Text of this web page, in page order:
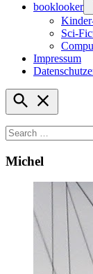
booklooker
Sci-
Impressum
Open
Search
for:
Michel